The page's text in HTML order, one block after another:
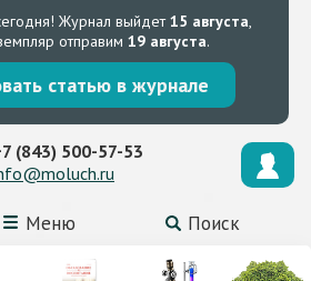
Журнал выйдет15 августа,
отправим 19 августа.
статью в журнале
Меню Поиск
(843) 500-57-53